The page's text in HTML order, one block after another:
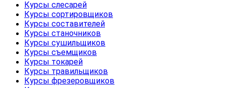
Курсы слесарей
Курсы сортировщиков
Курсы составителей
Курсы станочников
Курсы сушильщиков
Курсы съемщиков
Курсы токарей
Курсы травильщиков
Курсы фрезеровщиков